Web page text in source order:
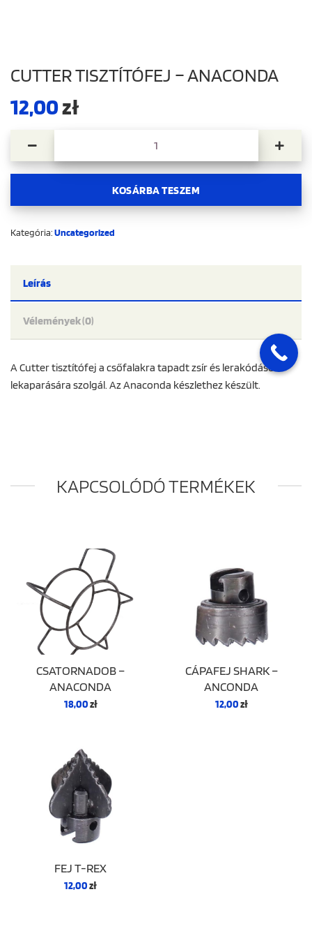
CUTTER TISZTÍTÓFEJ – ANACONDA
12,00zł
Cutter Tisztítófej – Anaconda mennyiség
KOSÁRBA TESZEM
Kategória:Uncategorized
Leírás
Vélemények (0)
A Cutter tisztítófej a csőfalakra tapadt zsír és lerakódások
lekaparására szolgál. Az Anaconda készlethez készült.
KAPCSOLÓDÓ TERMÉKEK
CSATORNADOB –
ANACONDA
18,00zł
CÁPAFEJ SHARK –
ANCONDA
12,00zł
FEJ T-REX
12,00zł